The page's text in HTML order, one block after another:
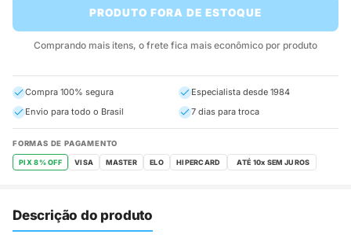
PRODUTO FORA DE ESTOQUE
Comprando mais itens, o frete fica mais econômico por produto
Compra 100% segura
Especialista desde 1984
Envio para todo o Brasil
7 dias para troca
FORMAS DE PAGAMENTO
PIX 8% OFF VISA MASTER ELO HIPERCARD
Descrição do produto